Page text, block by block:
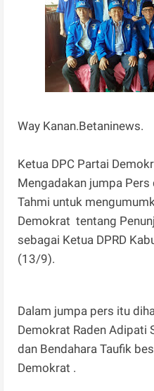
Way Kanan.Betaninews.
Ketua DPC Partai
Mengadakan jumpa Pers
Tahmi untuk
Demokrat tentang
sebagai Ketua DPRD
(13/9).
Dalam jumpa pers itu
Demokrat Raden Adipati
dan Bendahara Taufik
Demokrat .